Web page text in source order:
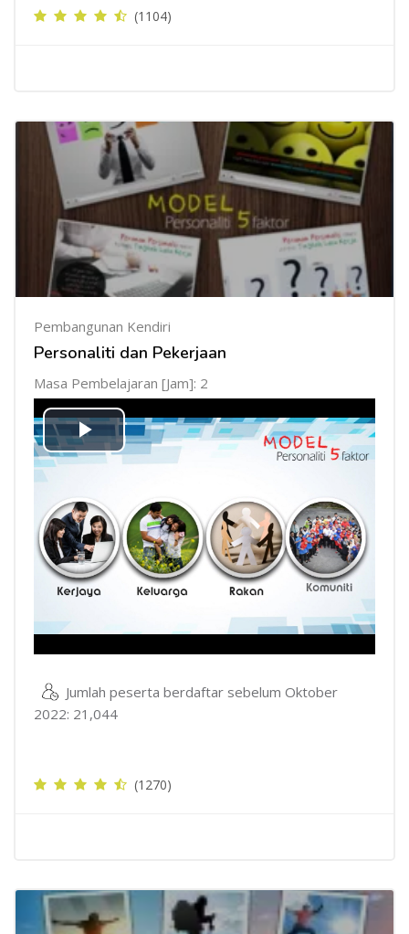
(1104)
Pembangunan Kendiri
Personaliti dan Pekerjaan
Masa Pembelajaran [Jam]: 2
Mainkan
Jumlah peserta berdaftar sebelum Oktober
2022: 21,044
(1270)